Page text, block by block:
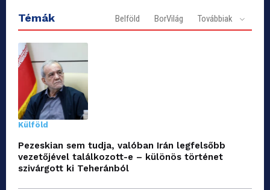
Témák Belföld BorVilág Továbbiak
Külföld
Pezeskian sem tudja, valóban Irán legfelsőbb
vezetőjével találkozott-e – különös történet
szivárgott ki Teheránból